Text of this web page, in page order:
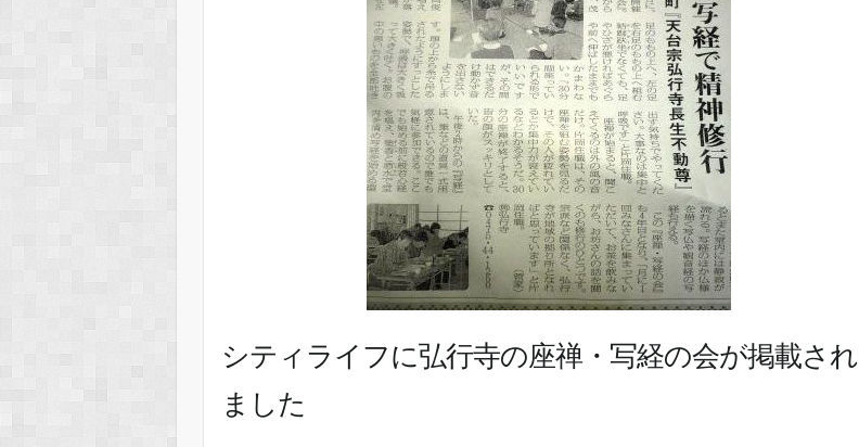
シティライフに弘行寺の座禅・写経の会が掲載され
ました